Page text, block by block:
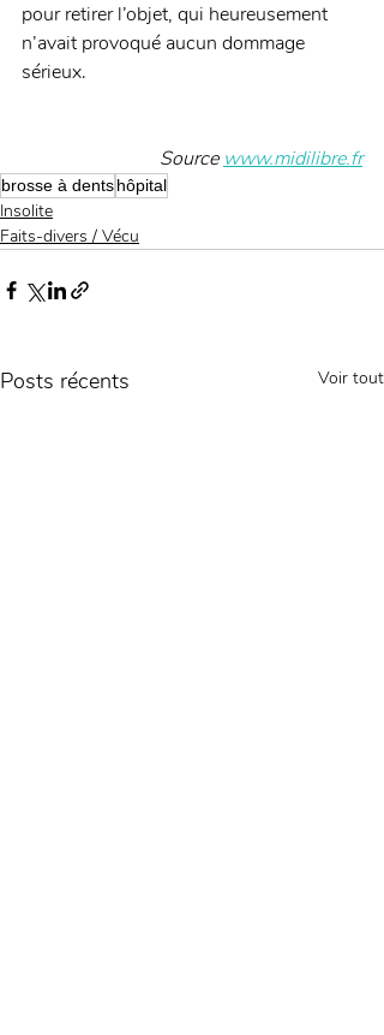
pour retirer l’objet, qui heureusement
n’avait provoqué aucun dommage
sérieux.
Source www.midilibre.fr
brosse à dentshôpital
Insolite
Faits-divers / Vécu
Posts récents Voir tout